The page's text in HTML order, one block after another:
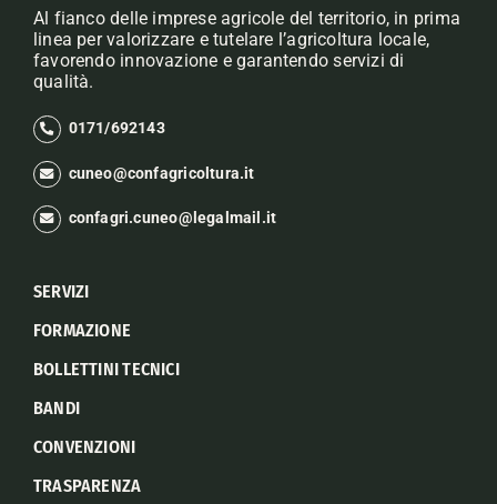
Al fianco delle imprese agricole del territorio, in prima
linea per valorizzare e tutelare l’agricoltura locale,
favorendo innovazione e garantendo servizi di
qualità.
0171/692143
cuneo@confagricoltura.it
confagri.cuneo@legalmail.it
SERVIZI
FORMAZIONE
BOLLETTINI TECNICI
BANDI
CONVENZIONI
TRASPARENZA